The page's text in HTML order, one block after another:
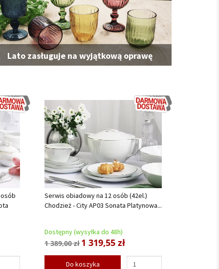
Lato zasługuje na wyjątkową oprawę
Serwis obiadowy na 12 osób (42el.)
Chodzież - City AP03 Sonata Platynowa...
Dostępny (wysyłka do 48h)
1 389,00 zł 1 319,55 zł
Do koszyka